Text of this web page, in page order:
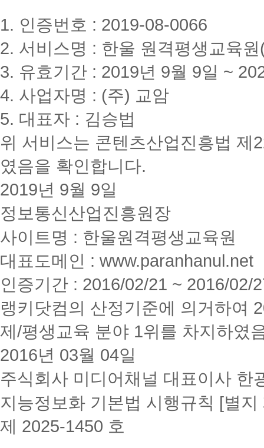
1. 인증번호 : 2019-08-0066
2. 서비스명 : 한울 원격평생교육
3. 유효기간 : 2019년 9월 9일 ~
4. 사업자명 : (주) 교암
5. 대표자 : 김승법
위 서비스는 콘텐츠산업진흥법 제
였음을 확인합니다.
2019년 9월 9일
정보통신산업진흥원장
사이트명 : 한울원격평생교육원
대표도메인 : www.paranhanul.net
인증기간 : 2016/02/21 ~ 2016/02/
랭키닷컴의 산정기준에 의거하여
제/평생교육 분야 1위를 차지하였
2016년 03월 04일
주식회사 미디어채널 대표이사 한
지능정보화 기본법 시행규칙 [별지
제 2025-1450 호